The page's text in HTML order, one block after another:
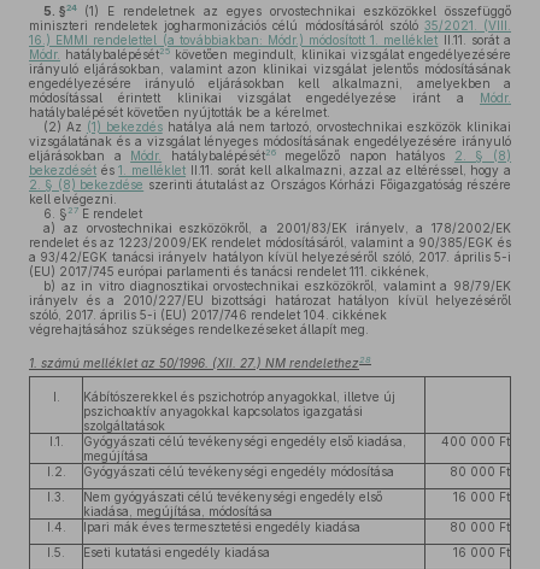
5. §24 (1) E rendeletnek az egyes orvostechnikai eszközökkel összefüggő
miniszteri rendeletek jogharmonizációs célú módosításáról szóló 35/2021. (VIII.
16.) EMMI rendelettel (a továbbiakban: Módr.) módosított 1. melléklet II.11. sorát a
Módr. hatálybalépését25 követően megindult, klinikai vizsgálat engedélyezésére
irányuló eljárásokban, valamint azon klinikai vizsgálat jelentős módosításának
engedélyezésére irányuló eljárásokban kell alkalmazni, amelyekben a
módosítással érintett klinikai vizsgálat engedélyezése iránt a Módr.
hatálybalépését követően nyújtották be a kérelmet.
(2) Az (1) bekezdéshatálya alá nem tartozó, orvostechnikai eszközök klinikai
vizsgálatának és a vizsgálat lényeges módosításának engedélyezésére irányuló
eljárásokban a Módr. hatálybalépését26megelőző napon hatályos 2. § (8)
bekezdését és1. melléklet II.11. sorát kell alkalmazni, azzal az eltéréssel, hogy a
2. § (8) bekezdése szerinti átutalást az Országos Kórházi Főigazgatóság részére
kell elvégezni.
6. § 27 E rendelet
a) az orvostechnikai eszközökről, a 2001/83/EK irányelv, a 178/2002/EK
rendelet és az 1223/2009/EK rendelet módosításáról, valamint a 90/385/EGK és
a 93/42/EGK tanácsi irányelv hatályon kívül helyezéséről szóló, 2017. április 5-i
(EU) 2017/745 európai parlamenti és tanácsi rendelet 111. cikkének,
b) az in vitro diagnosztikai orvostechnikai eszközökről, valamint a 98/79/EK
irányelv és a 2010/227/EU bizottsági határozat hatályon kívül helyezéséről
szóló, 2017. április 5-i (EU) 2017/746 rendelet 104. cikkének
végrehajtásához szükséges rendelkezéseket állapít meg.
1. számú melléklet az 50/1996. (XII. 27.) NM rendelethez 28
I.
Kábítószerekkel és pszichotróp anyagokkal, illetve új
pszichoaktív anyagokkal kapcsolatos igazgatási
szolgáltatások
I.1.
Gyógyászati célú tevékenységi engedély első kiadása,
megújítása
400 000 Ft
I.2. Gyógyászati célú tevékenységi engedély módosítása
80 000 Ft
I.3.
Nem gyógyászati célú tevékenységi engedély első
kiadása, megújítása, módosítása
16 000 Ft
I.4. Ipari mák éves termesztetési engedély kiadása
80 000 Ft
I.5.
Eseti kutatási engedély kiadása
16 000 Ft